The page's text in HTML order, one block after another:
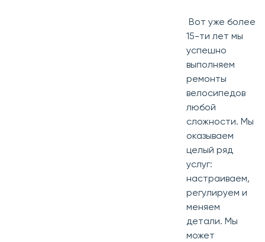
Вот уже более
15-ти лет мы
успешно
выполняем
ремонты
велосипедов
любой
сложности. Мы
оказываем
целый ряд
услуг:
настраиваем,
регулируем и
меняем
детали. Мы
может